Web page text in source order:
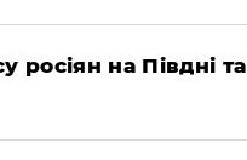
росіян на Півдні та